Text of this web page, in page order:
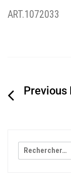
ART.1072033
Navigation
Rechercher :